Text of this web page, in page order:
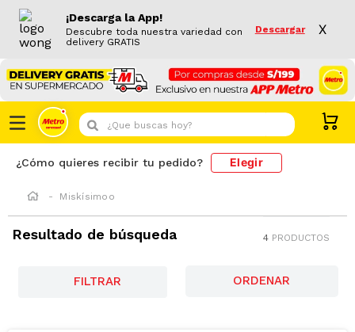
¡Descarga la App!
Descubre toda nuestra variedad con
delivery GRATIS
Descargar X
¿Que buscas hoy?
¿Cómo quieres recibir tu pedido? Elegir
Miskísimoo
Resultado de búsqueda 4 PRODUCTOS
FILTRAR